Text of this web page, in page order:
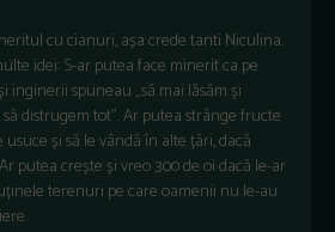
cu cianuri, așa crede tanti Niculina.
idei: S-ar putea face minerit ca pe
inginerii spuneau „să mai lăsăm și
distrugem tot”. Ar putea strânge fructe
și să le vândă în alte țări, dacă
putea crește și vreo 300 de oi dacă le-ar
terenuri pe care oamenii nu le-au